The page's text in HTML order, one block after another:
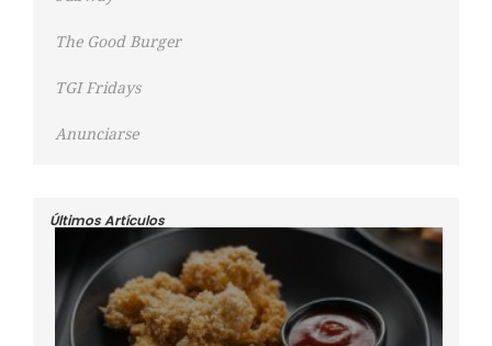
The Good Burger
TGI Fridays
Anunciarse
Últimos Artículos